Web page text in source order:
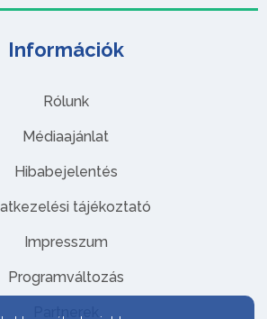
Információk
Rólunk
Médiaajánlat
Hibabejelentés
tájékoztató
Impresszum
Programváltozás
Partnerek